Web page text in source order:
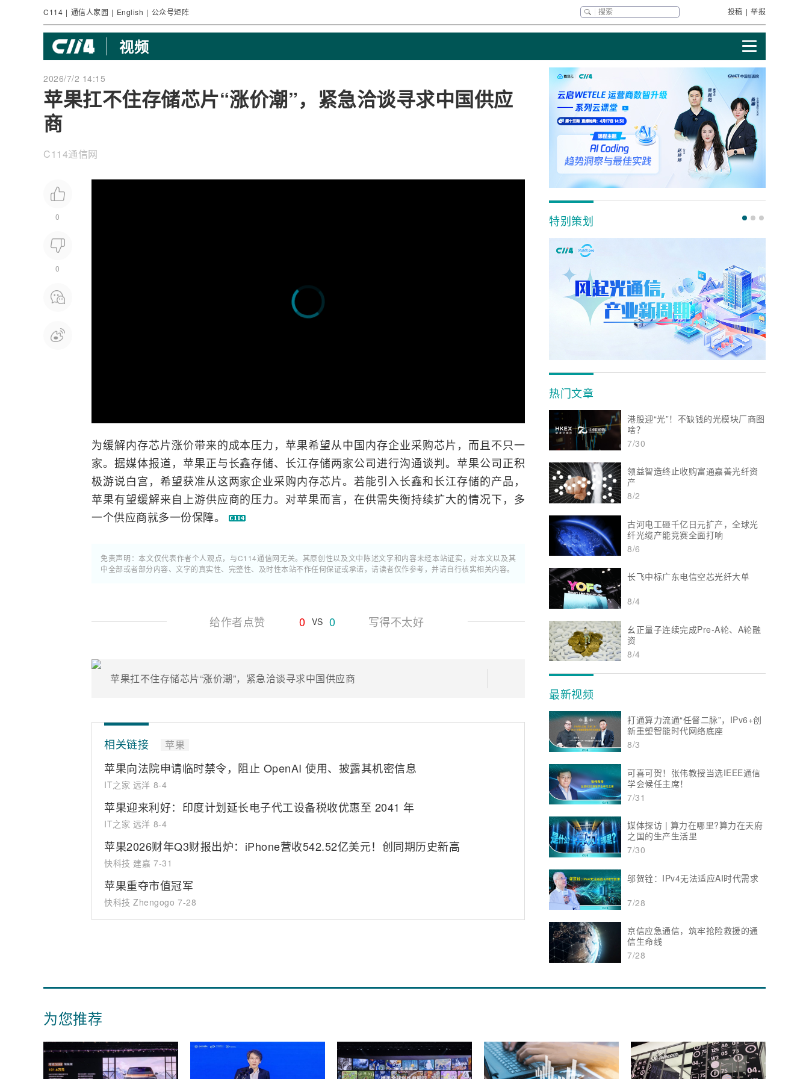
C114 | 通信人家园 | English | 公众号矩阵 投稿 | 举报
视频
2026/7/2 14:15
苹果扛不住存储芯片“涨价潮”，紧急洽谈寻求中国供应
商
C114通信网
0
0
为缓解内存芯片涨价带来的成本压力， 苹果希望从中国内存企业采购芯片，而且不只一
家。据媒体报道，苹果正与长鑫存储、长江存储两家公司进行沟通谈判。苹果公司正积
极游说白宫，希望获准从这两家企业采购内存芯片。若能引入长鑫和长江存储的产品，
苹果有望缓解来自上游供应商的压力。对苹果而言，在供需失衡持续扩大的情况下，多
一个供应商就多一份保障。
免责声明：本文仅代表作者个人观点，与C114通信网无关。其原创性以及文中陈述文字和内容未经本站证实，对本文以及其
中全部或者部分内容、文字的真实性、完整性、及时性本站不作任何保证或承诺，请读者仅作参考，并请自行核实相关内容。
给作者点赞 0 VS 0 写得不太好
苹果扛不住存储芯片“涨价潮”，紧急洽谈寻求中国供应商
相关链接 苹果
苹果向法院申请临时禁令，阻止 OpenAI 使用、披露其机密信息
IT之家 远洋 8-4
苹果迎来利好：印度计划延长电子代工设备税收优惠至 2041 年
IT之家 远洋 8-4
苹果2026财年Q3财报出炉：iPhone营收542.52亿美元！创同期历史新高
快科技 建嘉 7-31
苹果重夺市值冠军
快科技 Zhengogo 7-28
特别策划
热门文章
港股迎“光”！不缺钱的光模块厂商图
啥？
7/30
领益智造终止收购富通嘉善光纤资
产
8/2
古河电工砸千亿日元扩产，全球光
纤光缆产能竞赛全面打响
8/6
长飞中标广东电信空芯光纤大单
8/4
幺正量子连续完成Pre-A轮、A轮融
资
8/4
最新视频
打通算力流通“任督二脉”，IPv6+创
新重塑智能时代网络底座
8/3
可喜可贺！张伟教授当选IEEE通信
学会候任主席！
7/31
媒体探访 | 算力在哪里?算力在天府
之国的生产生活里
7/30
邬贺铨：IPv4无法适应AI时代需求
7/28
京信应急通信，筑牢抢险救援的通
信生命线
7/28
为您推荐